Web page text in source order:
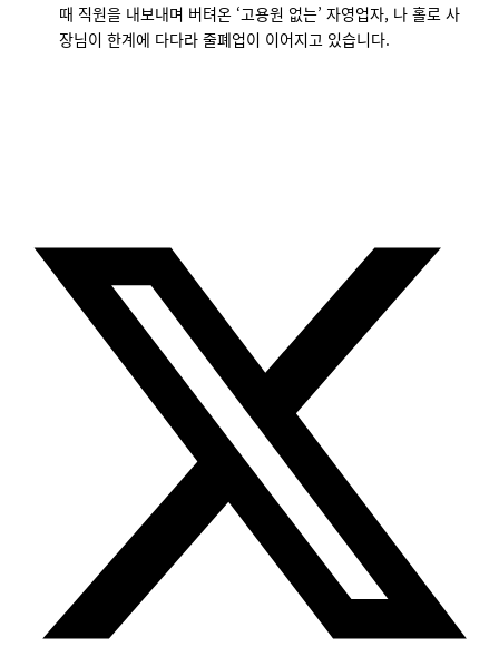
때 직원을 내보내며 버텨온 ‘고용원 없는’ 자영업자, 나 홀로 사
장님이 한계에 다다라 줄폐업이 이어지고 있습니다.